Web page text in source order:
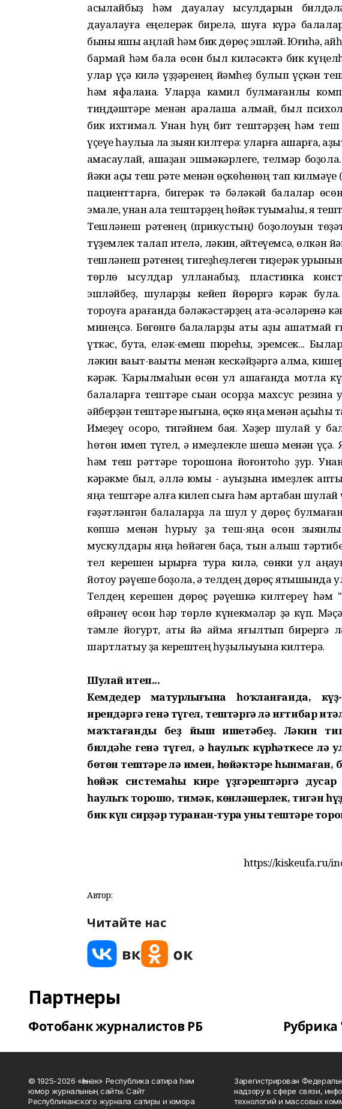
асыҡлайбыҙ һәм дауалау ысулдарын
дауалауға еңелерәк бирелә, шуға күрә
быны яҡшы аңлай һәм бик дөрөҫ эшләй. Юғиһә,
бармай һәм бала өсөн был киләсәктә бик
улар үҫә килә үҙҙәренең йәмһеҙ булып үҫкән
һәм яфалана. Уларҙа камил булмағанлыҡ
тиңдәштәре менән аралаша алмай, был
бик ихтимал. Унан һуң бит тештәрҙең һәм теш
үҫеүе һаулыҡҡа ла зыян килтерә: уларға ашарға,
ҡамасаулай, ашҡаҙан эшмәкәрлеге, телмәр
йәки аҫҡы теш рәте менән өҫкөһөнөң тап
пациенттарға, бигерәк тә бәләкәй балалар
эмале, унан ҡала тештәрҙең һөйәк туҡымаһы, яҡ
Тешләнеш рәтенең (прикустың) боҙолоуын
түҙемлек талап ителә, ләкин, әйтеүемсә, өлкән
тешләнеш рәтенең тигеҙһеҙлеген тиҙерәк
төрлө ысулдар ҡулланабыҙ, пластинка
эшләйбеҙ, шуларҙы кейеп йөрөргә кәрәк
тороуға ҡарағанда бәләкәстәрҙең ата-әсәләренә
минеңсә. Бөгөнгө балаларҙы ҡаты аҙыҡ ашатмай
үткәс, бутҡа, еләк-емеш пюреһы, эремсек...
ләкин ваҡыт-ваҡыты менән кескәйҙәргә алма,
кәрәк. Ҡарылмаһын өсөн ул ашағанда мотлаҡ
балаларға тештәре сыҡҡан осорҙа махсус
әйберҙән тештәре нығына, өҫкө яңаҡ менән аҫҡыһы
Имеҙеү осоро, тигәйнем бая. Хәҙер шулай уҡ
һөтөн имеп түгел, ә имеҙлекле шешә менән
һәм теш рәттәре торошона йоғонтоһо ҙур.
кәрәкме был, әллә юҡмы - ауыҙына имеҙлек
яңаҡ тештәре алға килеп сыға һәм артабан
ғәҙәтләнгән балаларҙа ла шул уҡ дөрөҫ
көпшә менән һурыу ҙа теш-яңаҡ өсөн
мускулдары яңаҡ һөйәген баҫа, тын алыш
тел керешен ҡырҡырға тура килә, сөнки ул
йотоу рәүеше боҙола, ә телдең дөрөҫ ятышында
Телдең керешен дөрөҫ рәүешкә килтереү һәм
өйрәнеү өсөн һәр төрлө күнекмәләр ҙә күп.
тәмле йогурт, ҡатыҡ йә ҡаймаҡ яғылтып
шартлатыу ҙа керештең һуҙылыуына килтерә.
Шулай итеп...
Кемдеңдер матурлығына һоҡланғанда,
ирендәргә генә түгел, тештәргә лә иғтибар
маҡтағанды беҙ йыш ишетәбеҙ. Ләкин
билдәһе генә түгел, ә һаулыҡ күрһәткесе лә
бөтөн тештәре лә имен, һөйәктәре
һөйәк системаһы кире үҙгәрештәргә
һаулыҡ торошо, тимәк, көнләшерлек, тигән
бик күп сирҙәр туранан-тура уның тештәре
https://kiskeufa.ru/
Автор:
Читайте нас
Партнеры
Фотобанк журналистов РБ
© 1925-2026 «Һәнәк» Республика сатира һәм
юмор журналының сайты. Сайт
Республиканского журнала сатиры и юмора
Зарегистрирован
надзору в сфере связи,
технологий и массовых